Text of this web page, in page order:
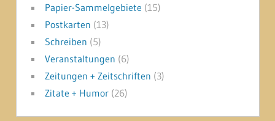
Papier-Sammelgebiete (15)
Postkarten (13)
Schreiben (5)
Veranstaltungen (6)
Zeitungen + Zeitschriften (3)
Zitate + Humor(26)